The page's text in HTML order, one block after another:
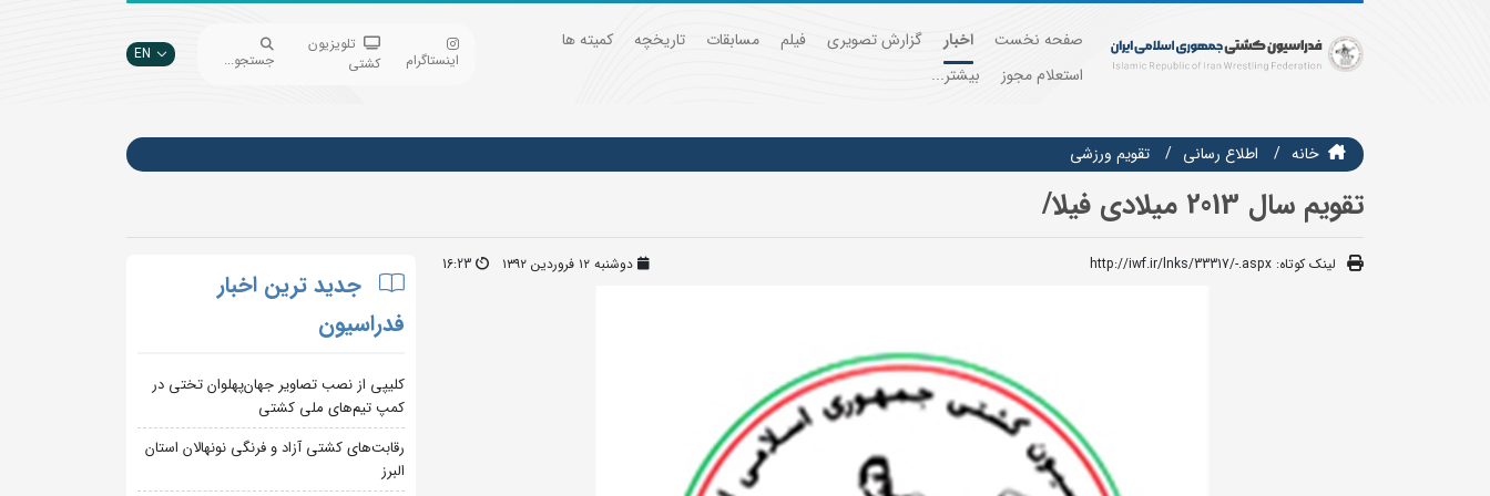
صفحه نخست اخبار گزارش تصویری فیلم مسابقات تاریخچه
کمیته ها
استعلام مجوز
بیشتر...
اینستاگرام
تلویزیون
کشتی
جستجو... EN
خانه اطلاع رسانی تقويم ورزشي
تقویم سال 2013 میلادی فیلا/
لینک کوتاه: http://iwf.ir/lnks/33317/-.aspx دوشنبه ۱۲ فروردین ۱۳۹۲ 16:23
جدید ترین اخبار
فدراسیون
کلیپی از نصب تصاویر جهان‌پهلوان تختی در
کمپ تیم‌های ملی کشتی
رقابت‌های کشتی آزاد و فرنگی نونهالان استان
البرز